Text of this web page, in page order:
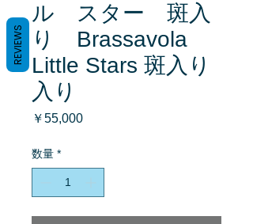
ル スター 斑入
り Brassavola
Little Stars 斑入り
入り
￥55,000価
数量 *
REVIEWS